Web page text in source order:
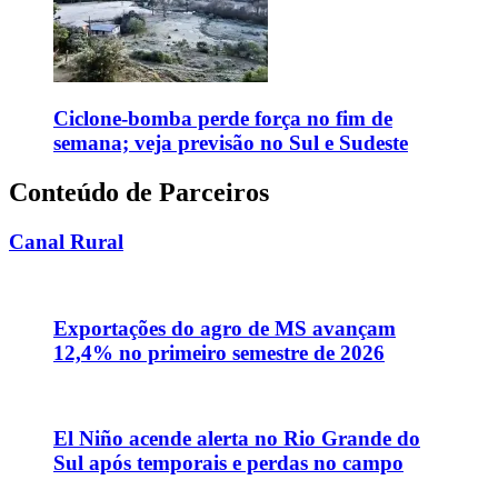
Ciclone-bomba perde força no fim de
semana; veja previsão no Sul e Sudeste
Conteúdo de Parceiros
Canal Rural
Exportações do agro de MS avançam
12,4% no primeiro semestre de 2026
El Niño acende alerta no Rio Grande do
Sul após temporais e perdas no campo